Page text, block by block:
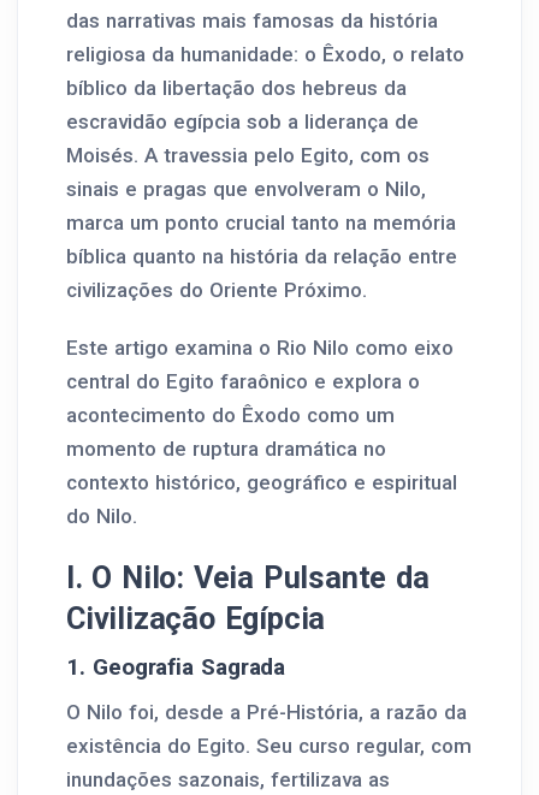
das narrativas mais famosas da história
religiosa da humanidade: o Êxodo, o relato
bíblico da libertação dos hebreus da
escravidão egípcia sob a liderança de
Moisés. A travessia pelo Egito, com os
sinais e pragas que envolveram o Nilo,
marca um ponto crucial tanto na memória
bíblica quanto na história da relação entre
civilizações do Oriente Próximo.
Este artigo examina o Rio Nilo como eixo
central do Egito faraônico e explora o
acontecimento do Êxodo como um
momento de ruptura dramática no
contexto histórico, geográfico e espiritual
do Nilo.
I. O Nilo: Veia Pulsante da
Civilização Egípcia
1. Geografia Sagrada
O Nilo foi, desde a Pré-História, a razão da
existência do Egito. Seu curso regular, com
inundações sazonais, fertilizava as